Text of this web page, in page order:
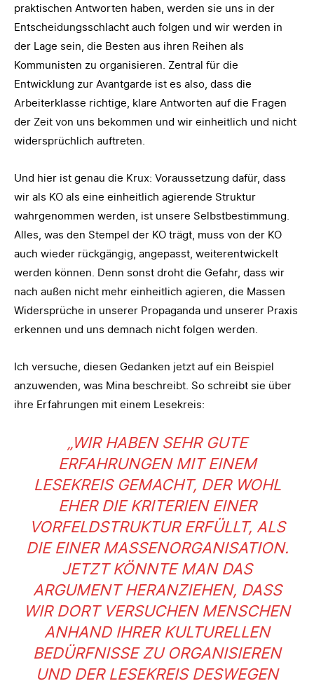
praktischen Antworten haben, werden sie uns in der
Entscheidungsschlacht auch folgen und wir werden in
der Lage sein, die Besten aus ihren Reihen als
Kommunisten zu organisieren. Zentral für die
Entwicklung zur Avantgarde ist es also, dass die
Arbeiterklasse richtige, klare Antworten auf die Fragen
der Zeit von uns bekommen und wir einheitlich und nicht
widersprüchlich auftreten.
Und hier ist genau die Krux: Voraussetzung dafür, dass
wir als KO als eine einheitlich agierende Struktur
wahrgenommen werden, ist unsere Selbstbestimmung.
Alles, was den Stempel der KO trägt, muss von der KO
auch wieder rückgängig, angepasst, weiterentwickelt
werden können. Denn sonst droht die Gefahr, dass wir
nach außen nicht mehr einheitlich agieren, die Massen
Widersprüche in unserer Propaganda und unserer Praxis
erkennen und uns demnach nicht folgen werden.
Ich versuche, diesen Gedanken jetzt auf ein Beispiel
anzuwenden, was Mina beschreibt. So schreibt sie über
ihre Erfahrungen mit einem Lesekreis:
„WIR HABEN SEHR GUTE
ERFAHRUNGEN MIT EINEM
LESEKREIS GEMACHT, DER WOHL
EHER DIE KRITERIEN EINER
VORFELDSTRUKTUR ERFÜLLT, ALS
DIE EINER MASSENORGANISATION.
JETZT KÖNNTE MAN DAS
ARGUMENT HERANZIEHEN, DASS
WIR DORT VERSUCHEN MENSCHEN
ANHAND IHRER KULTURELLEN
BEDÜRFNISSE ZU ORGANISIEREN
UND DER LESEKREIS DESWEGEN